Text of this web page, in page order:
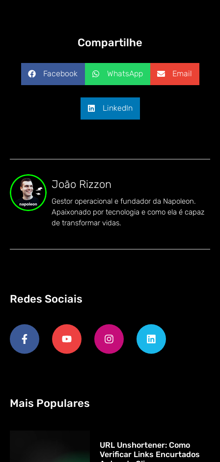
Compartilhe
Facebook WhatsApp Email
LinkedIn
João Rizzon
Gestor operacional e fundador da Napoleon.
Apaixonado por tecnologia e como ela é capaz
de transformar vidas.
Redes Sociais
Mais Populares
URL Unshortener: Como
Verificar Links Encurtados